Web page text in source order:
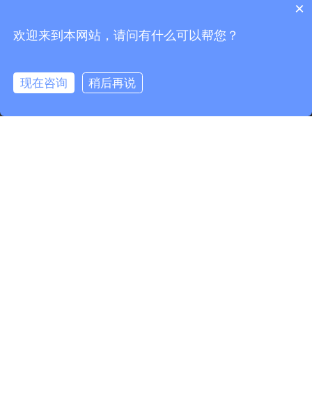
×
欢迎来到本网站，请问有什么可以帮您？
现在咨询 稍后再说